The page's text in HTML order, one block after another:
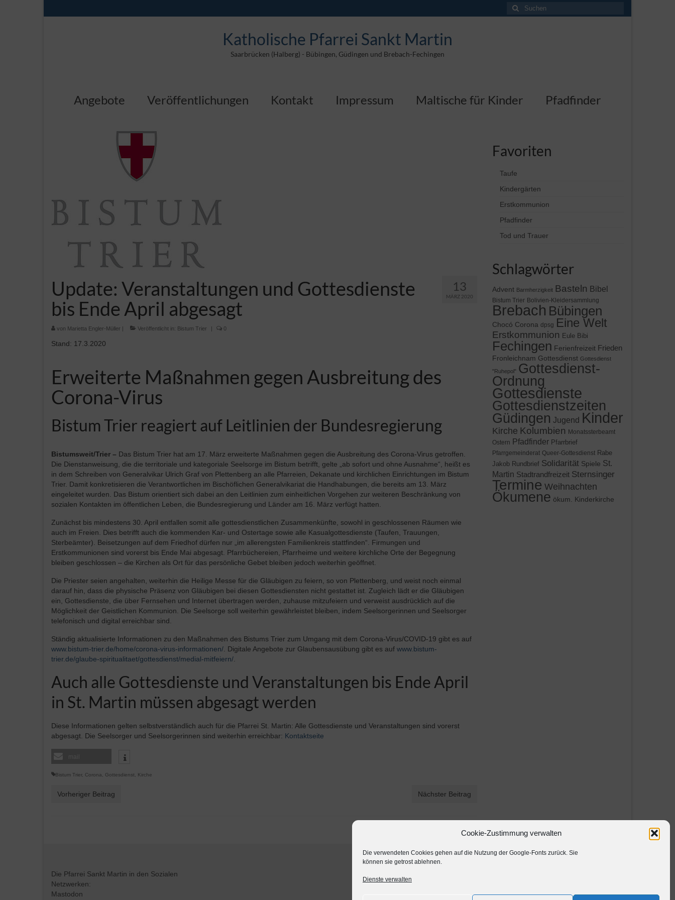
Cookie-Zustimmung verwalten
Die verwendeten Cookies gehen auf die Nutzung der Google-Fonts zurück. Sie
können sie getrost ablehnen.
Dienste verwalten
Suchen
nach:
Katholische Pfarrei Sankt Martin
Saarbrücken (Halberg) - Bübingen, Güdingen und Brebach-Fechingen
Angebote Veröffentlichungen Kontakt Impressum Maltische für Kinder Pfadfinder
13
MÄRZ 2020
Update: Veranstaltungen und Gottesdienste
bis Ende April abgesagt
von Marietta Engler-Müller | Veröffentlicht in: Bistum Trier | 0
Stand: 17.3.2020
Erweiterte Maßnahmen gegen Ausbreitung des
Corona-Virus
Bistum Trier reagiert auf Leitlinien der Bundesregierung
Bistumsweit/Trier – Das Bistum Trier hat am 17. März erweiterte Maßnahmen gegen die Ausbreitung des Corona-Virus getroffen.
Die Dienstanweisung, die die territoriale und kategoriale Seelsorge im Bistum betrifft, gelte „ab sofort und ohne Ausnahme“, heißt es
in dem Schreiben von Generalvikar Ulrich Graf von Plettenberg an alle Pfarreien, Dekanate und kirchlichen Einrichtungen im Bistum
Trier. Damit konkretisieren die Verantwortlichen im Bischöflichen Generalvikariat die Handhabungen, die bereits am 13. März
eingeleitet wurden. Das Bistum orientiert sich dabei an den Leitlinien zum einheitlichen Vorgehen zur weiteren Beschränkung von
sozialen Kontakten im öffentlichen Leben, die Bundesregierung und Länder am 16. März verfügt hatten.
Zunächst bis mindestens 30. April entfallen somit alle gottesdienstlichen Zusammenkünfte, sowohl in geschlossenen Räumen wie
auch im Freien. Dies betrifft auch die kommenden Kar- und Ostertage sowie alle Kasualgottesdienste (Taufen, Trauungen,
Sterbeämter). Beisetzungen auf dem Friedhof dürfen nur „im allerengsten Familienkreis stattfinden“. Firmungen und
Erstkommunionen sind vorerst bis Ende Mai abgesagt. Pfarrbüchereien, Pfarrheime und weitere kirchliche Orte der Begegnung
bleiben geschlossen – die Kirchen als Ort für das persönliche Gebet bleiben jedoch weiterhin geöffnet.
Die Priester seien angehalten, weiterhin die Heilige Messe für die Gläubigen zu feiern, so von Plettenberg, und weist noch einmal
darauf hin, dass die physische Präsenz von Gläubigen bei diesen Gottesdiensten nicht gestattet ist. Zugleich lädt er die Gläubigen
ein, Gottesdienste, die über Fernsehen und Internet übertragen werden, zuhause mitzufeiern und verweist ausdrücklich auf die
Möglichkeit der Geistlichen Kommunion. Die Seelsorge soll weiterhin gewährleistet bleiben, indem Seelsorgerinnen und Seelsorger
telefonisch und digital erreichbar sind.
Ständig aktualisierte Informationen zu den Maßnahmen des Bistums Trier zum Umgang mit dem Corona-Virus/COVID-19 gibt es auf
www.bistum-trier.de/home/corona-virus-informationen/ . Digitale Angebote zur Glaubensausübung gibt es auf www.bistum-
trier.de/glaube-spiritualitaet/gottesdienst/medial-mitfeiern/
Auch alle Gottesdienste und Veranstaltungen bis Ende April
in St. Martin müssen abgesagt werden
Diese Informationen gelten selbstverständlich auch für die Pfarrei St. Martin: Alle Gottesdienste und Veranstaltungen sind vorerst
abgesagt. Die Seelsorger und Seelsorgerinnen sind weiterhin erreichbar: Kontaktseite
Bistum Trier, Corona Gottesdienst Kirche
Vorheriger Beitrag Nächster Beitrag
Favoriten
Taufe
Kindergärten
Erstkommunion
Pfadfinder
Tod und Trauer
Schlagwörter
Advent Barmherzigkeit Basteln Bibel
Bistum Trier Bolivien-Kleidersammlung
Brebach Bübingen
Chocó Corona dpsg Eine Welt
Erstkommunion Eule Bibi
Fechingen Ferienfreizeit Frieden
Fronleichnam Gottesdienst Gottesdienst
"Ruhepol" Gottesdienst-
Ordnung
Gottesdienste
Gottesdienstzeiten
Güdingen Jugend Kinder
Kirche Kolumbien Monatssterbeamt
Ostern Pfadfinder Pfarrbrief
Pfarrgemeinderat Queer-Gottesdienst Rabe
Jakob Rundbrief Solidarität Spiele St.
Martin Stadtrandfreizeit Sternsinger
Termine Weihnachten
Ökumene ökum. Kinderkirche
Die Pfarrei Sankt Martin in den Sozialen
Netzwerken:
Mastodon